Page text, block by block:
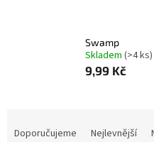
Swamp
Skladem (>4 ks)
9,99 Kč
Doporučujeme Nejlevnější